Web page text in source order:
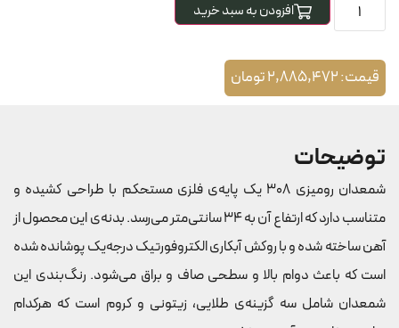
افزودن به سبد خرید
قیمت:2,885,472تومان
توضیحات
شمعدان رومیزی 308 یک پایه‌ی فلزی مستحکم با طراحی کشیده و
متناسب دارد که ارتفاع آن به 34 سانتی‌متر می‌رسد. بدنه‌ی این محصول از
آهن ساخته شده و با روکش آبکاری الکتروفورتیک درجه‌یک پوشانده شده
است که باعث دوام بالا و سطحی صاف و براق می‌شود. رنگ‌بندی این
شمعدان شامل سه گزینه‌ی طلایی، زیتونی و کروم است که هرکدام